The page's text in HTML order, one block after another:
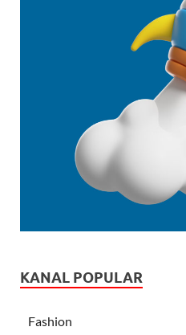
KANAL POPULAR
Fashion